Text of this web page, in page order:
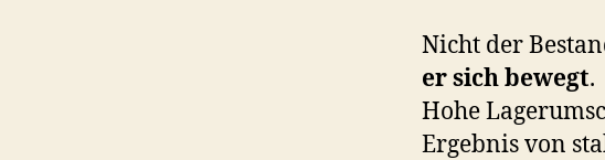
Nicht der
er sich bewegt.
Hohe
Ergebnis von